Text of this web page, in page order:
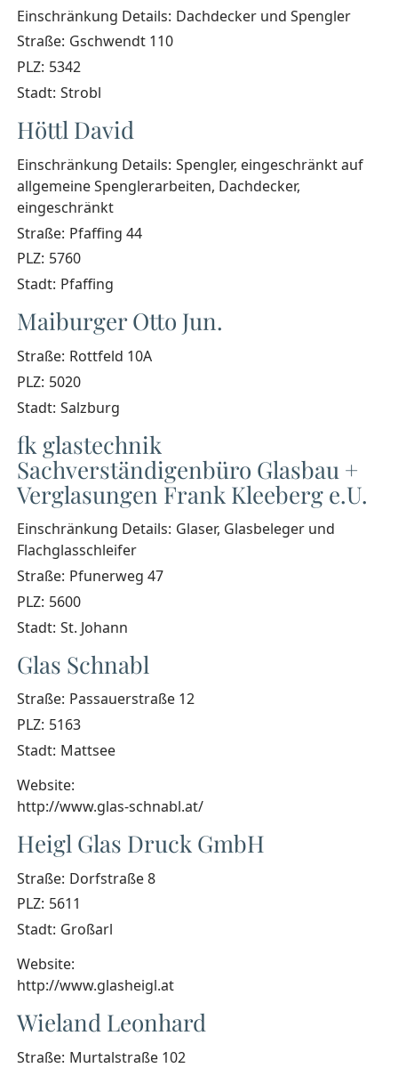
Einschränkung Details: Dachdecker und Spengler
Straße: Gschwendt 110
PLZ: 5342
Stadt: Strobl
Höttl David
Einschränkung Details: Spengler, eingeschränkt auf
allgemeine Spenglerarbeiten, Dachdecker,
eingeschränkt
Straße: Pfaffing 44
PLZ: 5760
Stadt: Pfaffing
Maiburger Otto Jun.
Straße: Rottfeld 10A
PLZ: 5020
Stadt: Salzburg
fk glastechnik
Sachverständigenbüro Glasbau +
Verglasungen Frank Kleeberg e.U.
Einschränkung Details: Glaser, Glasbeleger und
Flachglasschleifer
Straße: Pfunerweg 47
PLZ: 5600
Stadt: St. Johann
Glas Schnabl
Straße: Passauerstraße 12
PLZ: 5163
Stadt: Mattsee
Website:
http://www.glas-schnabl.at/
Heigl Glas Druck GmbH
Straße: Dorfstraße 8
PLZ: 5611
Stadt: Großarl
Website:
http://www.glasheigl.at
Wieland Leonhard
Straße: Murtalstraße 102